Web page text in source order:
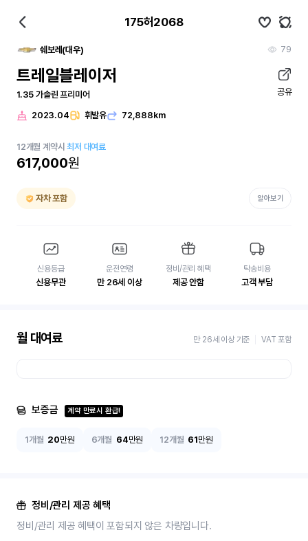
175허2068
쉐보레(대우) 79
트레일블레이저
1.35 가솔린 프리미어 공유
2023.04 휘발유 72,888km
12개월 계약시최저 대여료
617,000원
자차 포함 알아보기
신용등급
신용무관
운전연령
만 26세 이상
정비/관리 혜택
제공 안함
탁송비용
고객 부담
월 대여료 만 26세 이상 기준 VAT 포함
보증금 계약 만료시 환급!
1개월 20만원 6개월 64만원 12개월 61만원
정비/관리 제공 혜택
정비/관리 제공 혜택이 포함되지 않은 차량입니다.